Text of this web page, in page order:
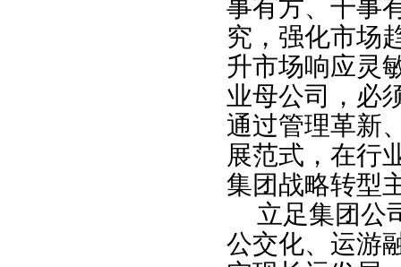
事有方、干事
究，强化市场
升市场响应灵
业母公司，必
通过管理革新
展范式，在行
集团战略转型
立足集团公
公交化、运游